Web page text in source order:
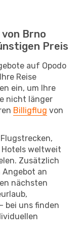
Brno
Preis
auf Opodo
Reise
ein, um Ihre
nicht länger
Billigflug von
weltweit
Zusätzlich
Angebot an
nächsten
bei uns finden